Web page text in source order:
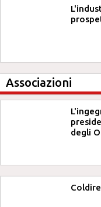
Associazioni
degli